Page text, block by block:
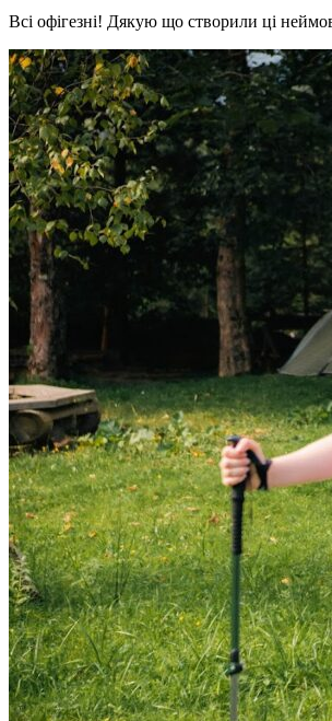
Всі офігезні! Дякую що створили ці